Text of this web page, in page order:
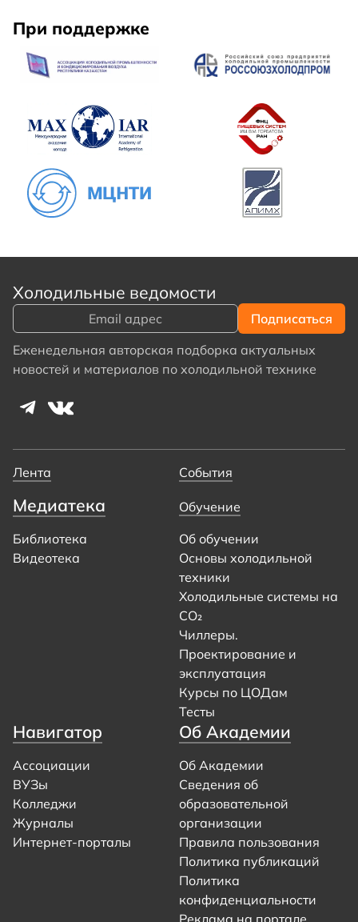
При поддержке
Холодильные ведомости
Еженедельная авторская подборка актуальных
новостей и материалов по холодильной технике
Лента События
Медиатека
Библиотека
Видеотека
Обучение
Об обучении
Основы холодильной
техники
Холодильные системы на
CO₂
Чиллеры.
Проектирование и
эксплуатация
Курсы по ЦОДам
Тесты
Навигатор
Ассоциации
ВУЗы
Колледжи
Журналы
Интернет-порталы
Об Академии
Об Академии
Сведения об
образовательной
организации
Правила пользования
Политика публикаций
Политика
конфиденциальности